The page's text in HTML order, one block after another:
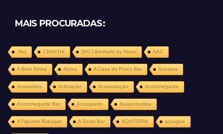
MAIS PROCURADAS:
.Net 13Hr21Hr 360 Liberdade by Housi AAC
A Bela Sintra Abreu A Casa do Porco Bar Acessos
Acessórios Aclimação Acomodação Aconchegante
Aconchegante Bar Acougueiro Acupunturista
A Figueira Rubaiyat A Gruta Bar AÇAITERIA açougue